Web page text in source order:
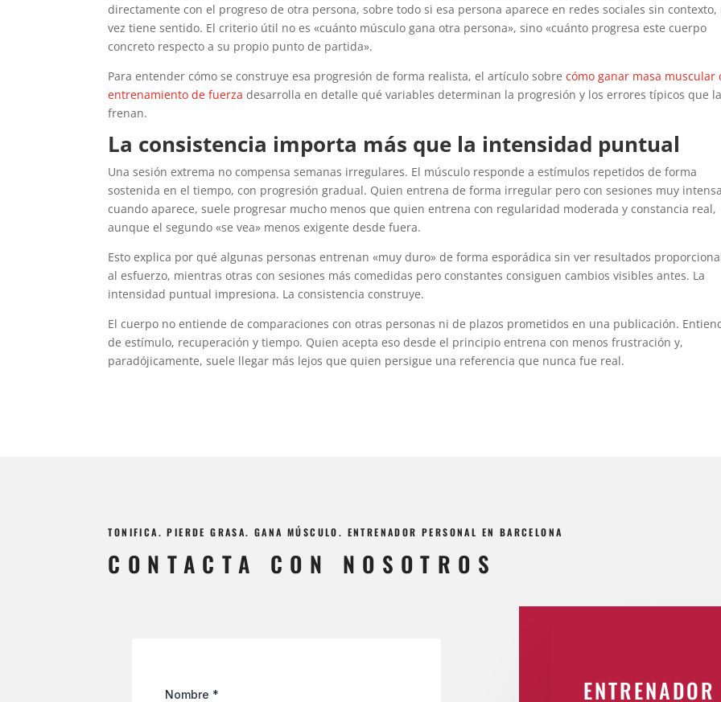
directamente con el progreso de otra persona, sobre todo si esa persona aparece en redes sociales sin contexto,
vez tiene sentido. El criterio útil no es «cuánto músculo gana otra persona», sino «cuánto progresa este cuerpo
concreto respecto a su propio punto de partida».
Para entender cómo se construye esa progresión de forma realista, el artículo sobrecómo ganar masa muscular
entrenamiento de fuerza desarrolla en detalle qué variables determinan la progresión y los errores típicos que la
frenan.
La consistencia importa más que la intensidad puntual
Una sesión extrema no compensa semanas irregulares. El músculo responde a estímulos repetidos de forma
sostenida en el tiempo, con progresión gradual. Quien entrena de forma irregular pero con sesiones muy
cuando aparece, suele progresar mucho menos que quien entrena con regularidad moderada y constancia real,
aunque el segundo «se vea» menos exigente desde fuera.
Esto explica por qué algunas personas entrenan «muy duro» de forma esporádica sin ver resultados
al esfuerzo, mientras otras con sesiones más comedidas pero constantes consiguen cambios visibles antes. La
intensidad puntual impresiona. La consistencia construye.
El cuerpo no entiende de comparaciones con otras personas ni de plazos prometidos en una publicación.
de estímulo, recuperación y tiempo. Quien acepta eso desde el principio entrena con menos frustración y,
paradójicamente, suele llegar más lejos que quien persigue una referencia que nunca fue real.
TONIFICA. PIERDE GRASA. GANA MÚSCULO. ENTRENADOR PERSONAL EN BARCELONA
CONTACTA CON NOSOTROS